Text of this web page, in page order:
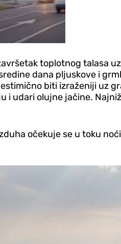
toplotnog talasa
dana pljuskove i
biti izraženiji uz
i udari olujne jačine.
očekuje se u toku